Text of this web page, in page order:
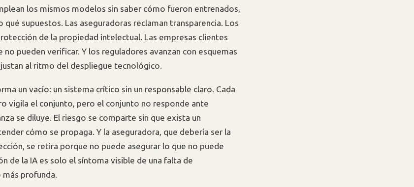
los mismos modelos sin saber cómo fueron entrenados,
qué supuestos. Las aseguradoras reclaman transparencia. Los
de la propiedad intelectual. Las empresas clientes
no pueden verificar. Y los reguladores avanzan con esquemas
al ritmo del despliegue tecnológico.
un vacío: un sistema crítico sin un responsable claro. Cada
vigila el conjunto, pero el conjunto no responde ante
se diluye. El riesgo se comparte sin que exista un
cómo se propaga. Y la aseguradora, que debería ser la
se retira porque no puede asegurar lo que no puede
de la IA es solo el síntoma visible de una falta de
profunda.